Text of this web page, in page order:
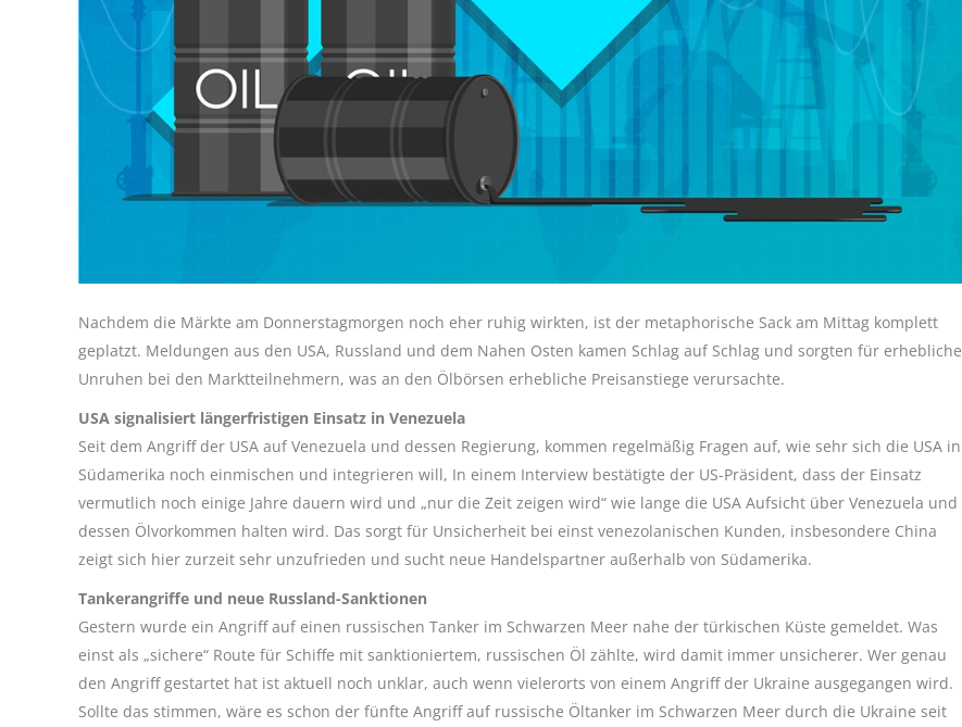
Nachdem die Märkte am Donnerstagmorgen noch eher ruhig wirkten, ist der metaphorische Sack am Mittag komplett
geplatzt. Meldungen aus den USA, Russland und dem Nahen Osten kamen Schlag auf Schlag und sorgten für erhebliche
Unruhen bei den Marktteilnehmern, was an den Ölbörsen erhebliche Preisanstiege verursachte.
USA signalisiert längerfristigen Einsatz in Venezuela
Seit dem Angriff der USA auf Venezuela und dessen Regierung, kommen regelmäßig Fragen auf, wie sehr sich die USA in
Südamerika noch einmischen und integrieren will, In einem Interview bestätigte der US-Präsident, dass der Einsatz
vermutlich noch einige Jahre dauern wird und „nur die Zeit zeigen wird“ wie lange die USA Aufsicht über Venezuela und
dessen Ölvorkommen halten wird. Das sorgt für Unsicherheit bei einst venezolanischen Kunden, insbesondere China
zeigt sich hier zurzeit sehr unzufrieden und sucht neue Handelspartner außerhalb von Südamerika.
Tankerangriffe und neue Russland-Sanktionen
Gestern wurde ein Angriff auf einen russischen Tanker im Schwarzen Meer nahe der türkischen Küste gemeldet. Was
einst als „sichere“ Route für Schiffe mit sanktioniertem, russischen Öl zählte, wird damit immer unsicherer. Wer genau
den Angriff gestartet hat ist aktuell noch unklar, auch wenn vielerorts von einem Angriff der Ukraine ausgegangen wird.
Sollte das stimmen, wäre es schon der fünfte Angriff auf russische Öltanker im Schwarzen Meer durch die Ukraine seit